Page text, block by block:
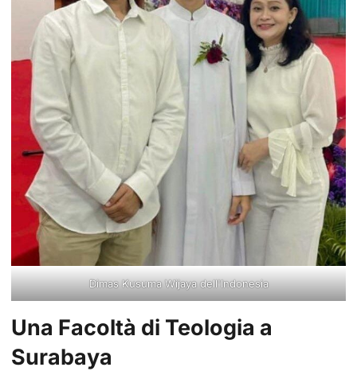
Dimas Kusuma Wijaya dell'Indonesia
Una Facoltà di Teologia a
Surabaya